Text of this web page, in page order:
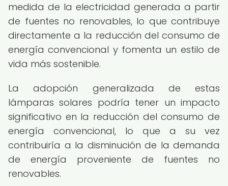
medida de la electricidad generada a partir
de fuentes no renovables, lo que contribuye
directamente a la reducción del consumo de
energía convencional y fomenta un estilo de
vida más sostenible.
La adopción generalizada de estas
lámparas solares podría tener un impacto
significativo en la reducción del consumo de
energía convencional, lo que a su vez
contribuiría a la disminución de la demanda
de energía proveniente de fuentes no
renovables.